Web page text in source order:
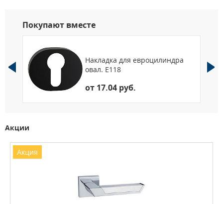
Покупают вместе
Накладка для евроцилиндра
овал. Е118
от 17.04 руб.
Акции
Акция